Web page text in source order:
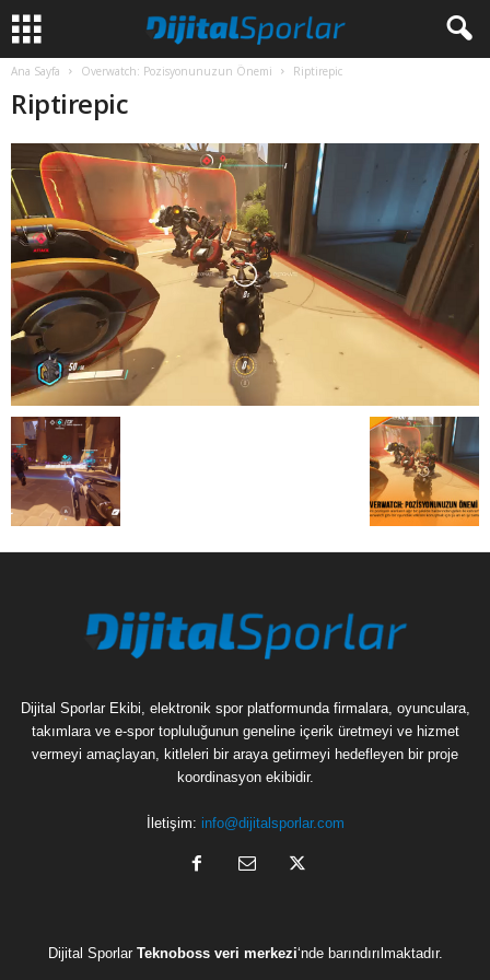
Ana Sayfa Overwatch: Pozisyonunuzun Önemi Riptirepic
Riptirepic
Dijital Sporlar Ekibi, elektronik spor platformunda firmalara, oyunculara,
takımlara ve e-spor topluluğunun geneline içerik üretmeyi ve hizmet
vermeyi amaçlayan, kitleleri bir araya getirmeyi hedefleyen bir proje
koordinasyon ekibidir.
İletişim: info@dijitalsporlar.com
Dijital Sporlar Teknoboss veri merkezi‘nde barındırılmaktadır.